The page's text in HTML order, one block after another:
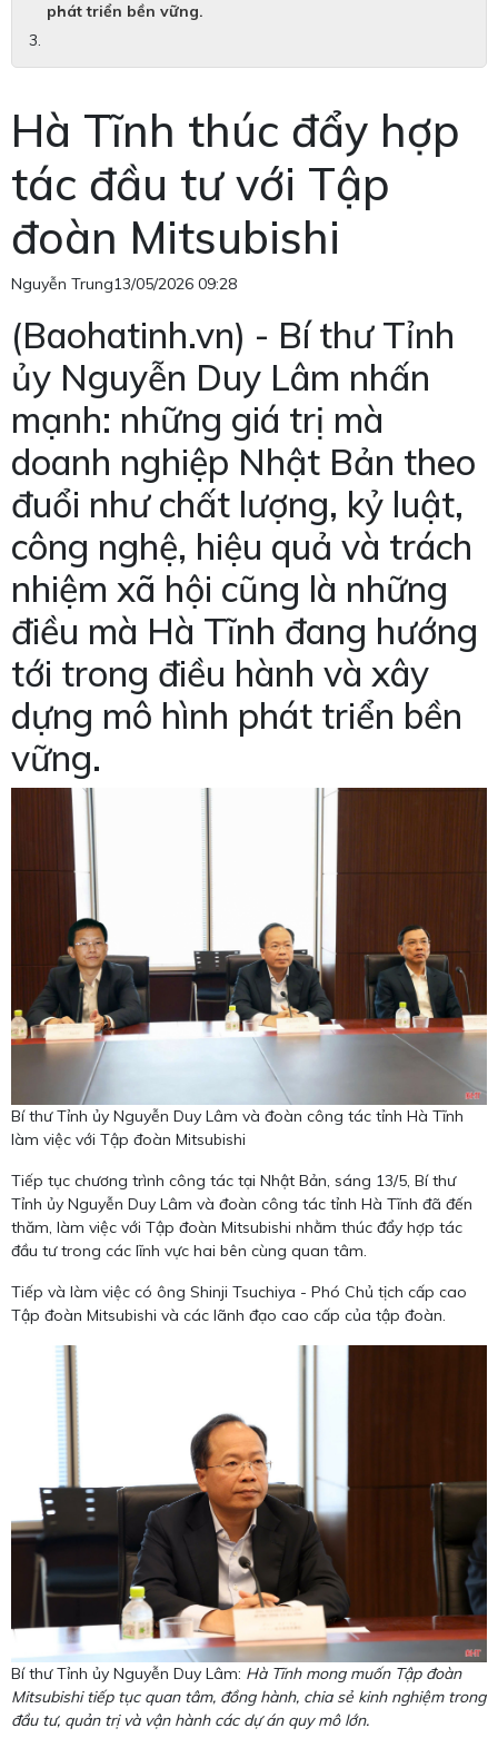
phát triển bền vững.
Hà Tĩnh thúc đẩy hợp
tác đầu tư với Tập
đoàn Mitsubishi
Nguyễn Trung13/05/2026 09:28
(Baohatinh.vn) - Bí thư Tỉnh
ủy Nguyễn Duy Lâm nhấn
mạnh: những giá trị mà
doanh nghiệp Nhật Bản theo
đuổi như chất lượng, kỷ luật,
công nghệ, hiệu quả và trách
nhiệm xã hội cũng là những
điều mà Hà Tĩnh đang hướng
tới trong điều hành và xây
dựng mô hình phát triển bền
vững.
Bí thư Tỉnh ủy Nguyễn Duy Lâm và đoàn công tác tỉnh Hà Tĩnh
làm việc với Tập đoàn Mitsubishi
Tiếp tục chương trình công tác tại Nhật Bản, sáng 13/5, Bí thư
Tỉnh ủy Nguyễn Duy Lâm và đoàn công tác tỉnh Hà Tĩnh đã đến
thăm, làm việc với Tập đoàn Mitsubishi nhằm thúc đẩy hợp tác
đầu tư trong các lĩnh vực hai bên cùng quan tâm.
Tiếp và làm việc có ông Shinji Tsuchiya - Phó Chủ tịch cấp cao
Tập đoàn Mitsubishi và các lãnh đạo cao cấp của tập đoàn.
Bí thư Tỉnh ủy Nguyễn Duy Lâm: Hà Tĩnh mong muốn Tập đoàn
Mitsubishi tiếp tục quan tâm, đồng hành, chia sẻ kinh nghiệm trong
đầu tư, quản trị và vận hành các dự án quy mô lớn.